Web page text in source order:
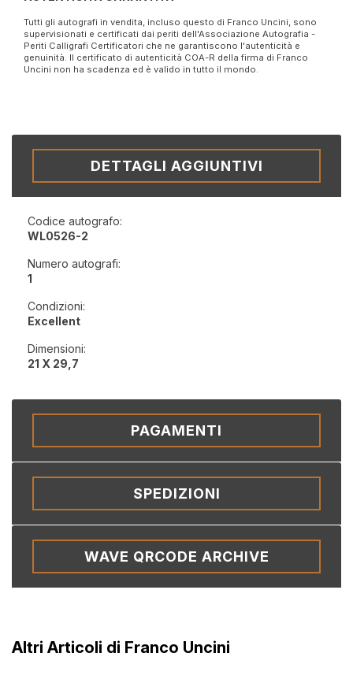
Tutti gli autografi in vendita, incluso questo di Franco Uncini, sono
supervisionati e certificati dai periti dell'Associazione Autografia -
Periti Calligrafi Certificatori che ne garantiscono l'autenticità e
genuinità. Il certificato di autenticità COA-R della firma di Franco
Uncini non ha scadenza ed è valido in tutto il mondo.
DETTAGLI AGGIUNTIVI
Codice autografo:
WL0526-2
Numero autografi:
1
Condizioni:
Excellent
Dimensioni:
21 X 29,7
PAGAMENTI
SPEDIZIONI
WAVE QRCODE ARCHIVE
Altri Articoli di Franco Uncini